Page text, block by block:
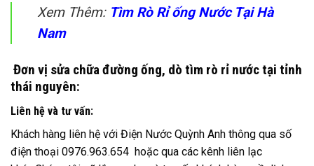
Xem Thêm: Tìm Rò Rỉ ống Nước Tại Hà
Nam
Đơn vị sửa chữa đường ống, dò tìm rò rỉ nước tại tỉnh
thái nguyên:
Liên hệ và tư vấn:
Khách hàng liên hệ với Điện Nước Quỳnh Anh thông qua số
điện thoại 0976.963.654 hoặc qua các kênh liên lạc